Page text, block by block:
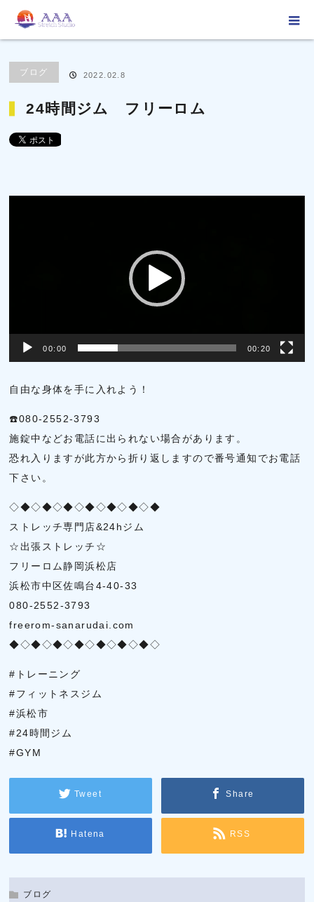
ブログ
ブログ 2022.02.8
24時間ジム フリーロム
ー
00:00 00:20
自由な身体を手に入れよう！
☎️080-2552-3793
施錠中などお電話に出られない場合があります。
恐れ入りますが此方から折り返しますので番号通知でお電話
下さい。
◇◆◇◆◇◆◇◆◇◆◇◆◇◆
ストレッチ専門店&24hジム
☆出張ストレッチ☆
フリーロム静岡浜松店
浜松市中区佐鳴台4-40-33
080-2552-3793
freerom-sanarudai.com
◆◇◆◇◆◇◆◇◆◇◆◇◆◇
#トレーニング
#フィットネスジム
#浜松市
#24時間ジム
#GYM
Tweet Share
Hatena RSS
ブログ